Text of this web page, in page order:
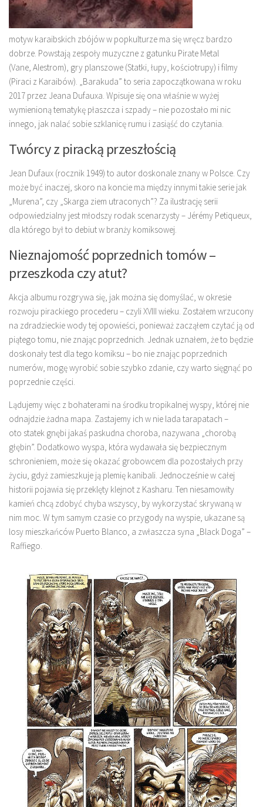
motyw karaibskich zbójów w popkulturze ma się wręcz bardzo
dobrze. Powstają zespoły muzyczne z gatunku Pirate Metal
(Vane, Alestrom), gry planszowe (Statki, łupy, kościotrupy) i filmy
(Piraci z Karaibów). „Barakuda” to seria zapoczątkowana w roku
2017 przez Jeana Dufauxa. Wpisuje się ona właśnie w wyżej
wymienioną tematykę płaszcza i szpady – nie pozostało mi nic
innego, jak nalać sobie szklanicę rumu i zasiąść do czytania.
Twórcy z piracką przeszłością
Jean Dufaux (rocznik 1949) to autor doskonale znany w Polsce. Czy
może być inaczej, skoro na koncie ma między innymi takie serie jak
„Murena”, czy „Skarga ziem utraconych”? Za ilustrację serii
odpowiedzialny jest młodszy rodak scenarzysty – Jérémy Petiqueux,
dla którego był to debiut w branży komiksowej.
Nieznajomość poprzednich tomów –
przeszkoda czy atut?
Akcja albumu rozgrywa się, jak można się domyślać, w okresie
rozwoju pirackiego procederu – czyli XVIII wieku. Zostałem wrzucony
na zdradzieckie wody tej opowieści, ponieważ zacząłem czytać ją od
piątego tomu, nie znając poprzednich. Jednak uznałem, że to będzie
doskonały test dla tego komiksu – bo nie znając poprzednich
numerów, mogę wyrobić sobie szybko zdanie, czy warto sięgnąć po
poprzednie części.
Lądujemy więc z bohaterami na środku tropikalnej wyspy, której nie
odnajdzie żadna mapa. Zastajemy ich w nie lada tarapatach –
oto statek gnębi jakaś paskudna choroba, nazywana „chorobą
głębin”. Dodatkowo wyspa, która wydawała się bezpiecznym
schronieniem, może się okazać grobowcem dla pozostałych przy
życiu, gdyż zamieszkuje ją plemię kanibali. Jednocześnie w całej
historii pojawia się przeklęty klejnot z Kasharu. Ten niesamowity
kamień chcą zdobyć chyba wszyscy, by wykorzystać skrywaną w
nim moc. W tym samym czasie co przygody na wyspie, ukazane są
losy mieszkańców Puerto Blanco, a zwłaszcza syna „Black Doga” –
Raffiego.